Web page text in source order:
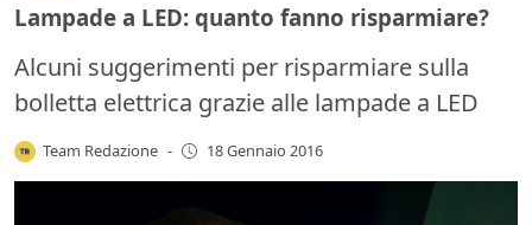
Lampade a LED: quanto fanno risparmiare?
Alcuni suggerimenti per risparmiare sulla
bolletta elettrica grazie alle lampade a LED
Team Redazione - 18 Gennaio 2016